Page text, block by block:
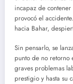
incapaz de
provocó el
hacia Bahar,
Sin pensarlo, se
punto de no retorno
graves problemas
prestigio y hasta su